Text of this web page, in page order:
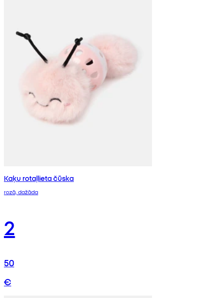
Kaķu rotaļlieta čūska
rozā, dažāda
2
50
€